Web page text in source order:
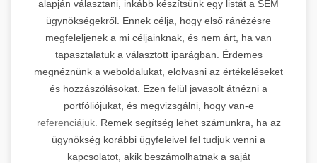
alapján választani, inkább készítsünk egy listát a SEM
ügynökségekről. Ennek célja, hogy első ránézésre
megfeleljenek a mi céljainknak, és nem árt, ha van
tapasztalatuk a választott iparágban. Érdemes
megnéznünk a weboldalukat, elolvasni az értékeléseket
és hozzászólásokat. Ezen felül javasolt átnézni a
portfóliójukat, és megvizsgálni, hogy van-e
referenciájuk. Remek segítség lehet számunkra, ha az
ügynökség korábbi ügyfeleivel fel tudjuk venni a
kapcsolatot, akik beszámolhatnak a saját